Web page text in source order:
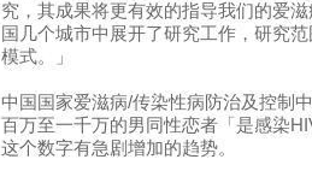
究，其成果将更有效的指导我们的爱
国几个城市中展开了研究工作，研究
模式。」
中国国家爱滋病/传染性病防治及控制
百万至一千万的男同性恋者「是感染
这个数字有急剧增加的趋势。